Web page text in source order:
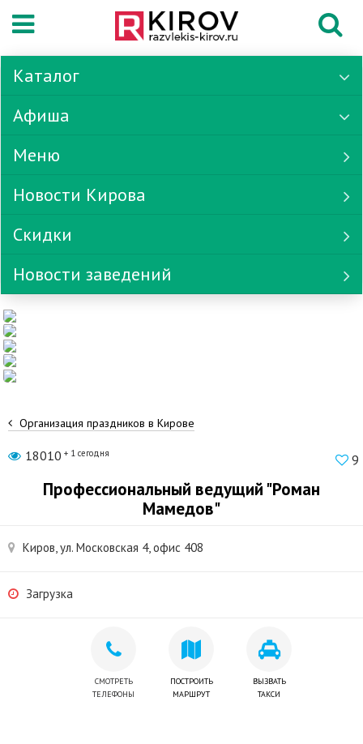
Каталог
Афиша
Меню
Новости Кирова
Скидки
Новости заведений
Организация праздников в Кирове
18010 + 1 сегодня 9
Профессиональный ведущий "Роман
Мамедов"
Киров, ул. Московская 4, офис 408
Загрузка
СМОТРЕТЬ
ТЕЛЕФОНЫ
ПОСТРОИТЬ
МАРШРУТ
ВЫЗВАТЬ
ТАКСИ